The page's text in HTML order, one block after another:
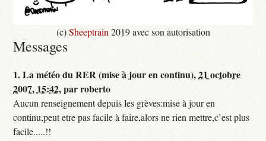
(c)Sheeptrain 2019 avec son autorisation
Messages
1.La météo du RER (mise à jour en continu),21 octobre
2007, 15:42,parroberto
Aucun renseignement depuis les grèves:mise à jour en
continu,peut etre pas facile à faire,alors ne rien mettre,c’est plus
facile.....!!